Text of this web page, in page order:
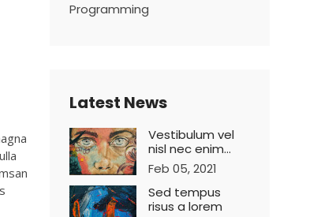
Programming
Latest News
Vestibulum vel
nisl nec enim
imperdiet varius
Feb 05, 2021
Sed tempus
risus a lorem